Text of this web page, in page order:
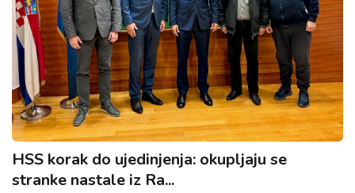
HSS korak do ujedinjenja: okupljaju se
stranke nastale iz Ra...